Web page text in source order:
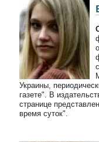
Украины,
газете". В
странице
время суток".